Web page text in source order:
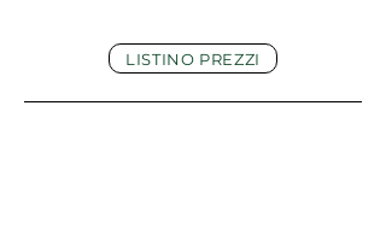
LISTINO PREZZI